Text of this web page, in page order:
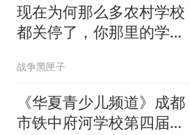
现在为何那么多农村学校
都关停了，你那里的学校
战争黑匣子
《华夏青少儿频道》成都
市铁中府河学校第四届艺